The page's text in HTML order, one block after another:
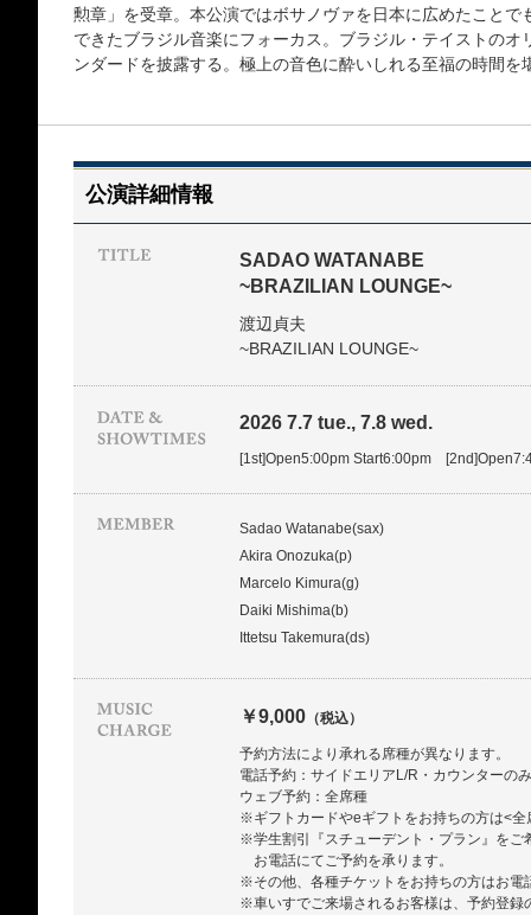
勲章」を受章。本公演ではボサノヴァを日本に広めたこと
できたブラジル音楽にフォーカス。ブラジル・テイストの
ンダードを披露する。極上の音色に酔いしれる至福の時間を
公演詳細情報
SADAO WATANABE
~BRAZILIAN LOUNGE~
渡辺貞夫
~BRAZILIAN LOUNGE~
2026 7.7 tue., 7.8 wed.
[1st]Open5:00pm Start6:00pm
Sadao Watanabe(sax)
Akira Onozuka(p)
Marcelo Kimura(g)
Daiki Mishima(b)
Ittetsu Takemura(ds)
￥9,000 （税込）
予約方法により承れる席種が異なります。
電話予約：サイドエリアL/R・カウンターの
ウェブ予約：全席種
※ギフトカードやeギフトをお持ちの方は<
※学生割引『スチューデント・プラン』をご
お電話にてご予約を承ります。
※その他、各種チケットをお持ちの方はお電
※車いすでご来場されるお客様は、予約登録